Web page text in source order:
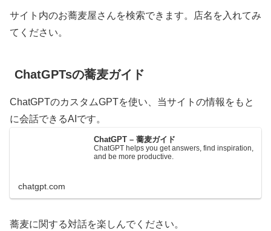
サイト内のお蕎麦屋さんを検索できます。店名を入れてみ
てください。
ChatGPTsの蕎麦ガイド
ChatGPTのカスタムGPTを使い、当サイトの情報をもと
に会話できるAIです。
ChatGPT – 蕎麦ガイド
ChatGPT helps you get answers, find inspiration,
and be more productive.
chatgpt.com
蕎麦に関する対話を楽しんでください。